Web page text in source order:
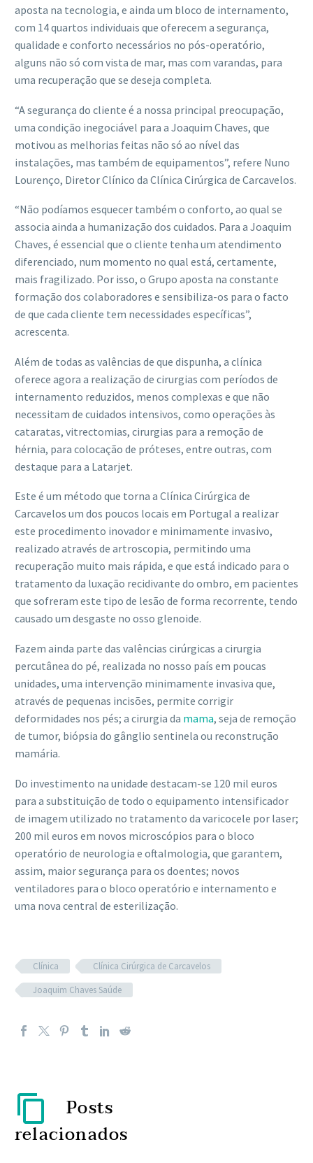
aposta na tecnologia, e ainda um bloco de internamento,
com 14 quartos individuais que oferecem a segurança,
qualidade e conforto necessários no pós-operatório,
alguns não só com vista de mar, mas com varandas, para
uma recuperação que se deseja completa.
“A segurança do cliente é a nossa principal preocupação,
uma condição inegociável para a Joaquim Chaves, que
motivou as melhorias feitas não só ao nível das
instalações, mas também de equipamentos”, refere Nuno
Lourenço, Diretor Clínico da Clínica Cirúrgica de Carcavelos.
“Não podíamos esquecer também o conforto, ao qual se
associa ainda a humanização dos cuidados. Para a Joaquim
Chaves, é essencial que o cliente tenha um atendimento
diferenciado, num momento no qual está, certamente,
mais fragilizado. Por isso, o Grupo aposta na constante
formação dos colaboradores e sensibiliza-os para o facto
de que cada cliente tem necessidades específicas”,
acrescenta.
Além de todas as valências de que dispunha, a clínica
oferece agora a realização de cirurgias com períodos de
internamento reduzidos, menos complexas e que não
necessitam de cuidados intensivos, como operações às
cataratas, vitrectomias, cirurgias para a remoção de
hérnia, para colocação de próteses, entre outras, com
destaque para a Latarjet.
Este é um método que torna a Clínica Cirúrgica de
Carcavelos um dos poucos locais em Portugal a realizar
este procedimento inovador e minimamente invasivo,
realizado através de artroscopia, permitindo uma
recuperação muito mais rápida, e que está indicado para o
tratamento da luxação recidivante do ombro, em pacientes
que sofreram este tipo de lesão de forma recorrente, tendo
causado um desgaste no osso glenoide.
Fazem ainda parte das valências cirúrgicas a cirurgia
percutânea do pé, realizada no nosso país em poucas
unidades, uma intervenção minimamente invasiva que,
através de pequenas incisões, permite corrigir
deformidades nos pés; a cirurgia da mama, seja de remoção
de tumor, biópsia do gânglio sentinela ou reconstrução
mamária.
Do investimento na unidade destacam-se 120 mil euros
para a substituição de todo o equipamento intensificador
de imagem utilizado no tratamento da varicocele por laser;
200 mil euros em novos microscópios para o bloco
operatório de neurologia e oftalmologia, que garantem,
assim, maior segurança para os doentes; novos
ventiladores para o bloco operatório e internamento e
uma nova central de esterilização.
Clínica
Clínica Cirúrgica de Carcavelos
Joaquim Chaves Saúde
Posts
relacionados